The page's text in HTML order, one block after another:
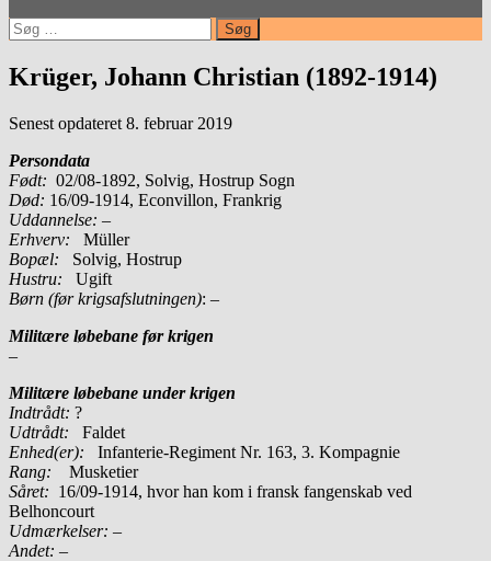
Søg
efter:
Krüger, Johann Christian (1892-1914)
Senest opdateret 8. februar 2019
Persondata
Født: 02/08-1892, Solvig, Hostrup Sogn
Død: 16/09-1914, Econvillon, Frankrig
Uddannelse: –
Erhverv: Müller
Bopæl: Solvig, Hostrup
Hustru: Ugift
Børn (før krigsafslutningen): –
Militære løbebane før krigen
–
Militære løbebane under krigen
Indtrådt: ?
Udtrådt: Faldet
Enhed(er): Infanterie-Regiment Nr. 163, 3. Kompagnie
Rang: Musketier
Såret: 16/09-1914, hvor han kom i fransk fangenskab ved
Belhoncourt
Udmærkelser: –
Andet: –